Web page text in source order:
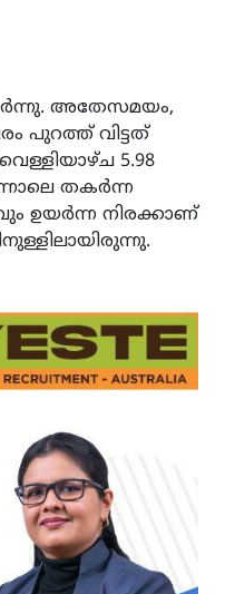
അതേസമയം,
പുറത്ത് വിട്ടത്
5.98
തകർന്ന
ഉയർന്ന നിരക്കാണ്